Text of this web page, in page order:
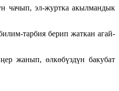
чачып, эл-журтка акылмандык
тарбия берип жаткан агай-
жанып, өлкөбүздүн бакубат